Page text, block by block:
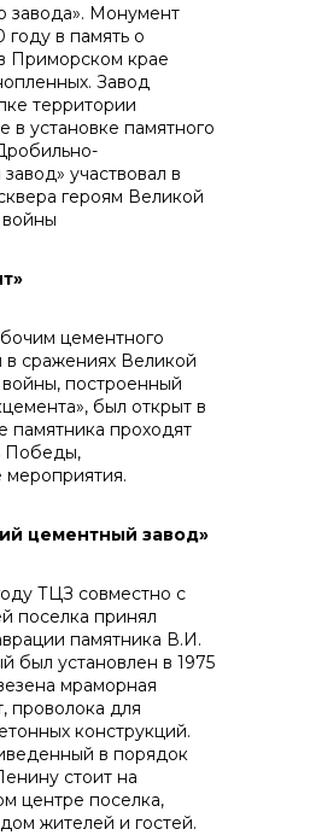
завода». Монумент
году в память о
Приморском крае
Завод
территории
в установке памятного
участвовал в
героям Великой
цементного
сражениях Великой
построенный
был открыт в
памятника проходят
Победы,
цементный завод»
ТЦЗ совместно с
поселка принял
памятника В.И.
был установлен в 1975
мраморная
проволока для
конструкций.
в порядок
стоит на
центре поселка,
жителей и гостей.